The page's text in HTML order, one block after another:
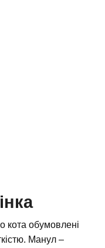
кота обумовлені
Манул –